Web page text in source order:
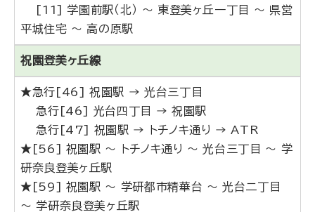
[11] 学園前駅（北） ～ 東登美ヶ丘一丁目 ～ 県営
平城住宅 ～ 高の原駅
祝園登美ヶ丘線
★急行[46] 祝園駅 → 光台三丁目
急行[46] 光台四丁目 → 祝園駅
急行[47] 祝園駅 → トチノキ通り → ATR
★[56] 祝園駅 ～ トチノキ通り ～ 光台三丁目 ～ 学
研奈良登美ヶ丘駅
★[59] 祝園駅 ～ 学研都市精華台 ～ 光台二丁目
～ 学研奈良登美ヶ丘駅